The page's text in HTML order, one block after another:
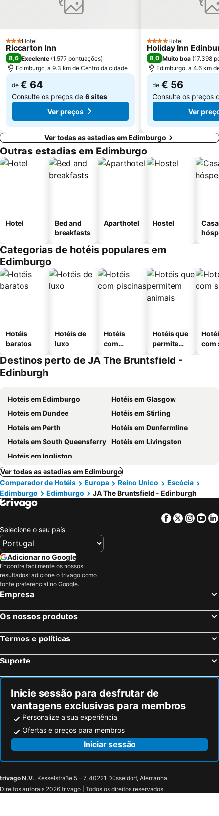
3 Estrelas
Hotel
Riccarton Inn
8,6 Excelente (1.577 pontuações)
Edimburgo, a 9.3 km de Centro da cidade
de € 64
Consulte os preços de 6 sites
Ver preços
4 Estrelas
Hotel
Holiday Inn
8,0 Muito boa (17.398
Edimburgo, a 4.6 km
de € 56
Consulte os preços
Ver
Ver todas as estadias em Edimburgo
Outras estadias em Edimburgo
Hotel
Bed and
breakfasts
Aparthotel Hostel
Categorias de hotéis populares em
Edimburgo
Hotéis
baratos
Hotéis de
luxo
Hotéis
com
Hotéis que
permitem
com
Destinos perto de JA The Bruntsfield -
Edinburgh
Hotéis em Edimburgo
Hotéis em Glasgow
Hotéis em Dundee
Hotéis em Stirling
Hotéis em Perth
Hotéis em Dunfermline
Hotéis em South Queensferry
Hotéis em Livingston
Hotéis em Ingliston
Ver todas as estadias em Edimburgo
Comparador de Hotéis
Europa Reino Unido
Escócia
Edimburgo
Edimburgo JA The Bruntsfield - Edinburgh
Facebook
Twitter
Selecione o seu país
Adicionar no Google
Encontre facilmente os nossos
resultados: adicione o trivago como
fonte preferencial no Google.
Empresa
Os nossos produtos
Termos e políticas
Suporte
Inicie sessão para desfrutar de
vantagens exclusivas para membros
Personalize a sua experiência
Ofertas e preços para membros
Iniciar sessão
trivago N.V., Kesselstraße 5 – 7, 40221 Düsseldorf, Alemanha
Direitos autorais 2026 trivago | Todos os direitos reservados.